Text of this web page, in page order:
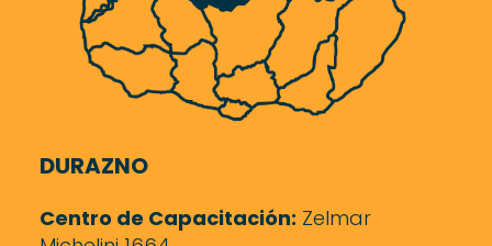
DURAZNO
Centro de Capacitación: Zelmar